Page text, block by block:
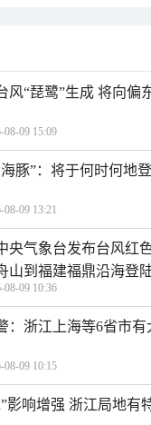
风“琵鹭”生成 将向偏
09 15:09
豚”：将于何时何地
09 13:21
央气象台发布台风红
山到福建福鼎沿海登
09 10:36
：浙江上海等6省市
09 10:15
影响增强 浙江局地有